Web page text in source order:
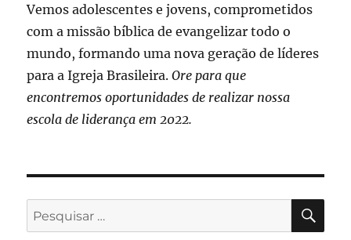
Vemos adolescentes e jovens, comprometidos
com a missão bíblica de evangelizar todo o
mundo, formando uma nova geração de líderes
para a Igreja Brasileira.Ore para que
encontremos oportunidades de realizar nossa
escola de liderança em 2022.
Pesquisar
por: